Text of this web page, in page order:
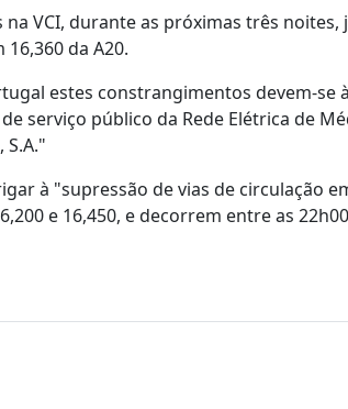
VCI, durante as próximas três
da A20.
estes constrangimentos devem-se
serviço público da Rede Elétrica de
à "supressão de vias de circulação
e 16,450, e decorrem entre as